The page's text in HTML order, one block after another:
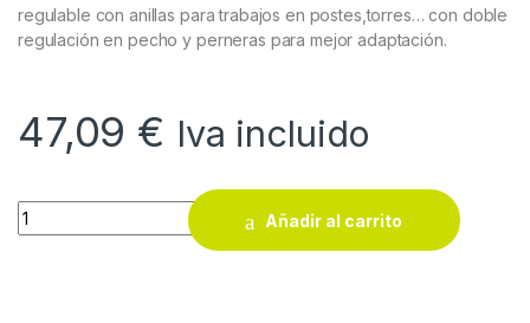
regulable con anillas para trabajos en postes,torres… con doble
regulación en pecho y perneras para mejor adaptación.
47,09 € Iva incluido
Arnés anticaídas Steelpro 1888-AC quantity
Añadir al carrito